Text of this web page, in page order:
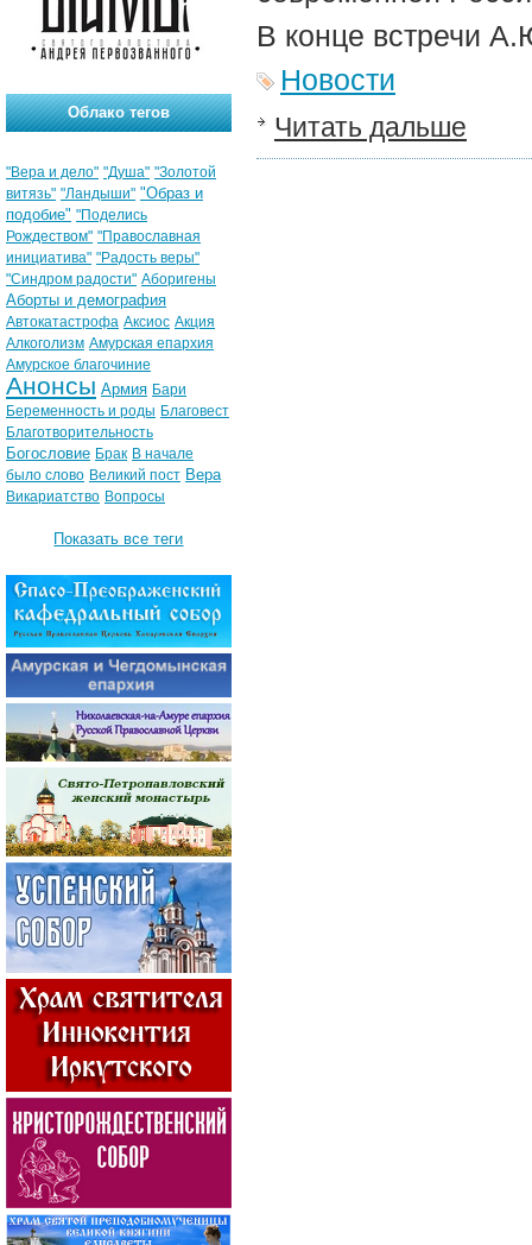
В конце встречи
Новости
Читать дальше
Облако тегов
"Вера и дело" "Душа" "Золотой
витязь" "Ландыши" "Образ и
подобие" "Поделись
Рождеством" "Православная
инициатива" "Радость веры"
"Синдром радости" Аборигены
Аборты и демография
Автокатастрофа Аксиос Акция
Алкоголизм Амурская епархия
Амурское благочиние
Анонсы Армия Бари
Беременность и роды Благовест
Благотворительность
Богословие Брак В начале
было слово Великий пост Вера
Викариатство Вопросы
Показать все теги